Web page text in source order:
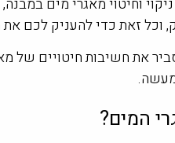
וחיטוי מאגרי מים
וכל זאת כדי להעניק לכם את
את חשיבות חיטויים של
המים?